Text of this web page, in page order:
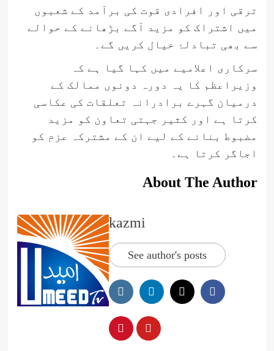
ترقی اور افرادی قوت کی برآمد کے شعبوں
میں اشتراک کو مزید آگے بڑھانے کے حوالے
سے بھی تبادلۂ خیال کریں گے۔
سرکاری اعلامیے میں کہا گیا ہے کہ
وزیراعظم کا یہ دورہ دونوں ممالک کے
درمیان گہرے برادرانہ تعلقات کی عکاسی
کرتا ہے اور کثیر جہتی تعاون کو مزید
مضبوط بنانے کے لیے ان کے مشترکہ عزم کو
اجاگر کرتا ہے۔
About The Author
kazmi
See author's posts